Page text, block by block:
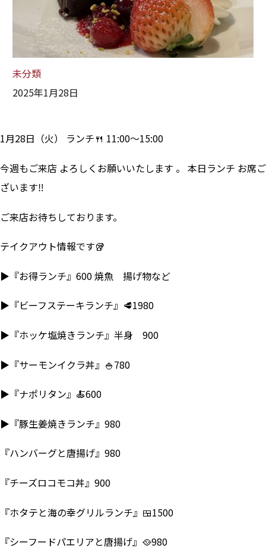
未分類
2025年1月28日
1月28日（火） ランチ🍴 11:00～15:00
今週もご来店 よろしくお願いいたします 。 本日ランチ お席ご
ざいます‼
ご来店お待ちしております。
テイクアウト情報です🥡
▶『お得ランチ』600 焼魚 揚げ物など
▶『ビーフステーキランチ』🥩1980
▶『ホッケ塩焼きランチ』半身 900
▶『サーモンイクラ丼』🍚780
▶『ナポリタン』🍝600
▶『豚生姜焼きランチ』980
『ハンバーグと唐揚げ』980
『チーズロコモコ丼』900
『ホタテと海の幸グリルランチ』🍱1500
『シーフードパエリアと唐揚げ』🥘980